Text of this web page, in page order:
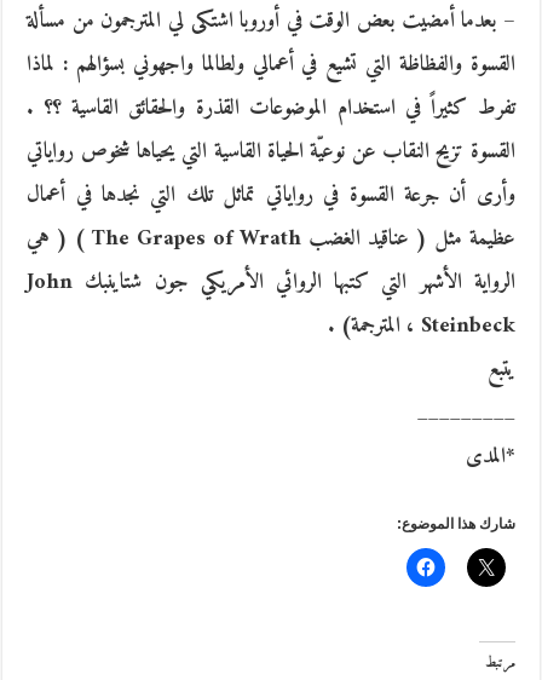
– بعدما أمضيت بعض الوقت في أوروبا اشتكى لي المترجمون من مسألة
القسوة والفظاظة التي تشيع في أعمالي ولطالما واجهوني بسؤالهم : لماذا
تفرط كثيراً في استخدام الموضوعات القذرة والحقائق القاسية ؟؟ .
القسوة تزيح النقاب عن نوعيّة الحياة القاسية التي يحياها شخوص رواياتي
وأرى أن جرعة القسوة في رواياتي تماثل تلك التي نجدها في أعمال
عظيمة مثل ( عناقيد الغضب The Grapes of Wrath ) ( هي
الرواية الأشهر التي كتبها الروائي الأمريكي جون شتاينبك John
Steinbeck ، المترجمة) .
يتبع
_________
*المدى
شارك هذا الموضوع:
مرتبط